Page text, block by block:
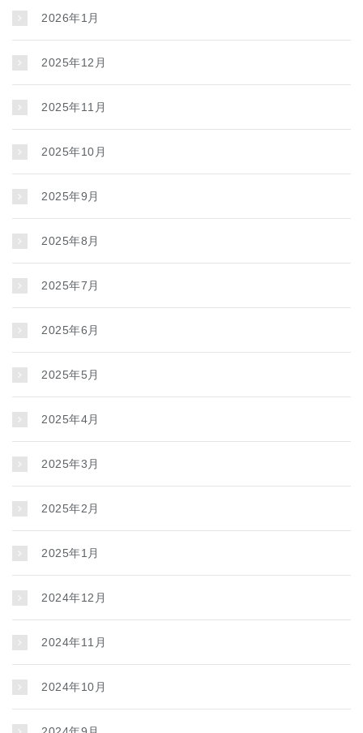
2026年1月
2025年12月
2025年11月
2025年10月
2025年9月
2025年8月
2025年7月
2025年6月
2025年5月
2025年4月
2025年3月
2025年2月
2025年1月
2024年12月
2024年11月
2024年10月